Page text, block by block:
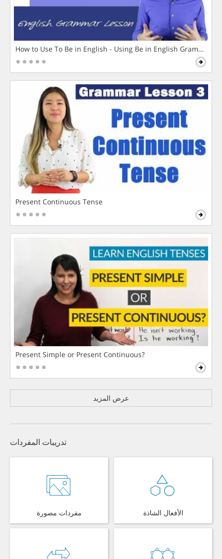
How to Use To Be in English - Using Be in English Grammar
Present Continuous Tense
Present Simple or Present Continuous?
عرض المزيد
تدريبات المفردات
مفردات مصورة الأفعال الشاذة